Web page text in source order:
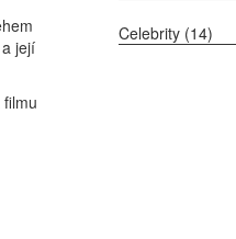
její
Celebrity (14)